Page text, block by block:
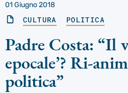
01 Giugno 2018
CULTURA POLITICA
Padre Costa: “Il
epocale’? Ri-
politica”